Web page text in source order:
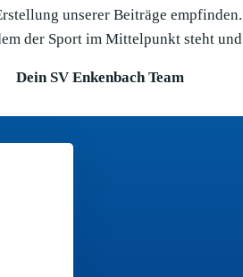
unserer Beiträge
der Sport im Mittelpunkt steht
Dein SV Enkenbach Team